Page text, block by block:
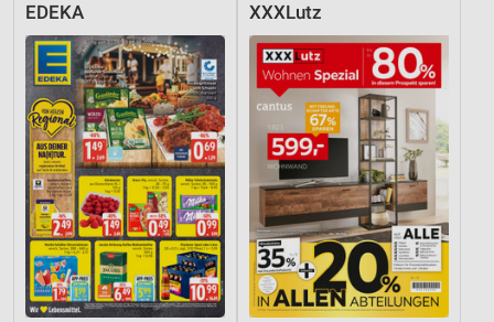
EDEKA XXXLutz